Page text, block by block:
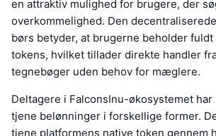
en attraktiv mulighed for brugere, der
overkommelighed. Den
børs betyder, at brugerne beholder
tokens, hvilket tillader direkte handler
tegnebøger uden behov for mæglere.
Deltagere i FalconsInu-økosystemet
tjene belønninger i forskellige former.
tjene platformens native token gennem